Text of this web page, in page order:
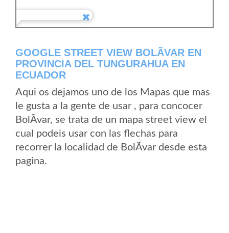
GOOGLE STREET VIEW BOLÃ­VAR EN
PROVINCIA DEL TUNGURAHUA EN
ECUADOR
Aqui os dejamos uno de los Mapas que mas
le gusta a la gente de usar , para concocer
BolÃ­var, se trata de un mapa street view el
cual podeis usar con las flechas para
recorrer la localidad de BolÃ­var desde esta
pagina.